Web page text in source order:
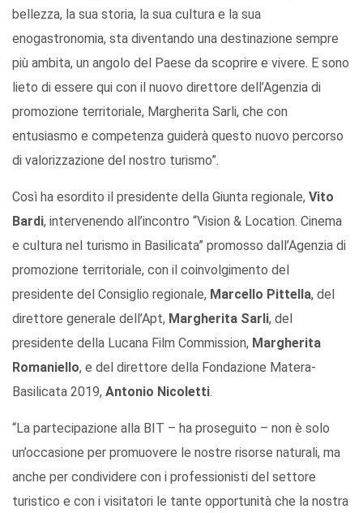
bellezza, la sua storia, la sua cultura e la sua
enogastronomia, sta diventando una destinazione sempre
più ambita, un angolo del Paese da scoprire e vivere. E sono
lieto di essere qui con il nuovo direttore dell’Agenzia di
promozione territoriale, Margherita Sarli, che con
entusiasmo e competenza guiderà questo nuovo percorso
di valorizzazione del nostro turismo”.
Così ha esordito il presidente della Giunta regionale, Vito
Bardi, intervenendo all’incontro “Vision & Location. Cinema
e cultura nel turismo in Basilicata” promosso dall’Agenzia di
promozione territoriale, con il coinvolgimento del
presidente del Consiglio regionale, Marcello Pittella, del
direttore generale dell’Apt, Margherita Sarli, del
presidente della Lucana Film Commission, Margherita
Romaniello, e del direttore della Fondazione Matera-
Basilicata 2019, Antonio Nicoletti.
“La partecipazione alla BIT – ha proseguito – non è solo
un’occasione per promuovere le nostre risorse naturali, ma
anche per condividere con i professionisti del settore
turistico e con i visitatori le tante opportunità che la nostra